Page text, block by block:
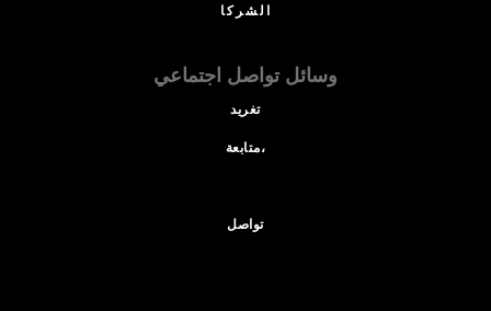
الشركا
وسائل تواصل اجتماعي
تغريد
متابعة،
تواصل